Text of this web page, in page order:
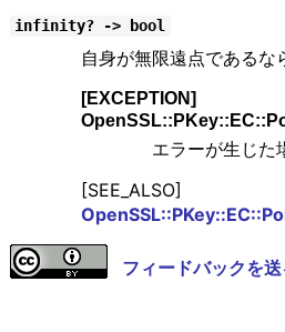
infinity? -> bool
自身が無限遠点であるな
[EXCEPTION]
エラーが生じた
[SEE_ALSO]
フィードバックを送